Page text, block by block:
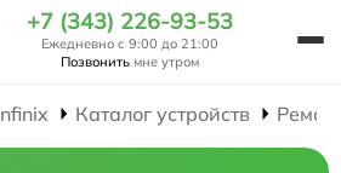
+7 (343) 226-93-53
Ежедневно с 9:00 до 21:00
Позвонить мне утром
Каталог устройств